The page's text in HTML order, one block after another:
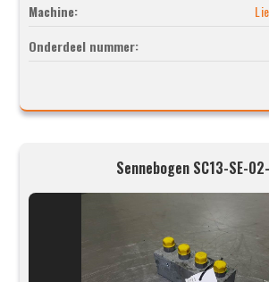
Machine:
Onderdeel nummer:
Sennebogen SC13-SE-